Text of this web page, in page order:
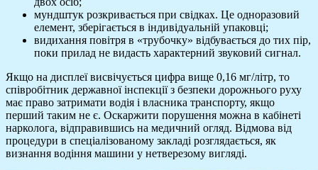
мундштук розкривається при свідках. Це одноразовий
елемент, зберігається в індивідуальній упаковці;
видихання повітря в «трубочку» відбувається до тих пір,
поки прилад не видасть характерний звуковий сигнал.
Якщо на дисплеї висвічується цифра вище 0,16 мг/літр, то
співробітник державної інспекції з безпеки дорожнього руху
має право затримати водія і власника транспорту, якщо
перший таким не є. Оскаржити порушення можна в кабінеті
нарколога, відправившись на медичний огляд. Відмова від
процедури в спеціалізованому закладі розглядається, як
визнання водіння машини у нетверезому вигляді.